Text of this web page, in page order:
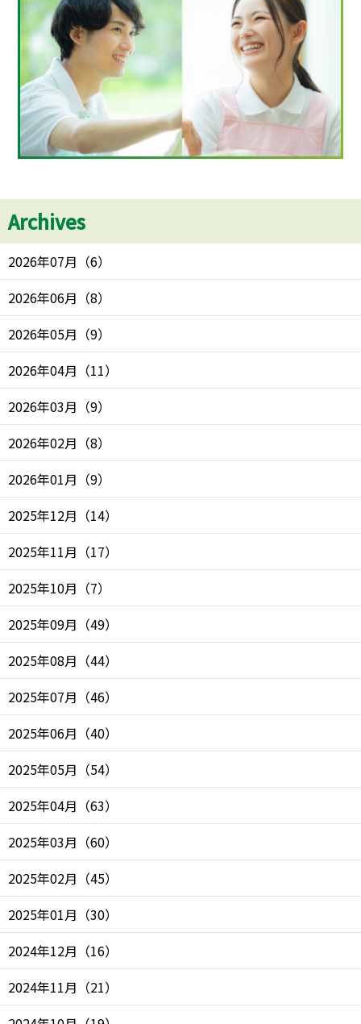
Archives
2026年07月 （6）
2026年06月 （8）
2026年05月 （9）
2026年04月 （11）
2026年03月 （9）
2026年02月 （8）
2026年01月 （9）
2025年12月 （14）
2025年11月 （17）
2025年10月 （7）
2025年09月 （49）
2025年08月 （44）
2025年07月 （46）
2025年06月 （40）
2025年05月 （54）
2025年04月 （63）
2025年03月 （60）
2025年02月 （45）
2025年01月 （30）
2024年12月 （16）
2024年11月 （21）